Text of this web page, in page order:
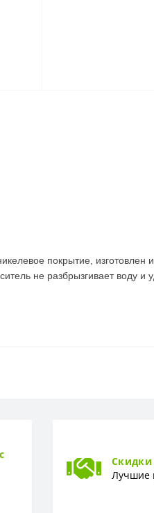
покрытие, изготовлен
не разбрызгивает воду и
10 лет
Скидки
Лучшие